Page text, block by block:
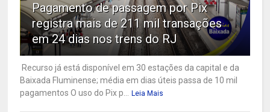
Pagamento de passagem por Pix
registra mais de 211 mil transações
em 24 dias nos trens do RJ
Recurso já está disponível em 30 estações da capital e da
Baixada Fluminense; média em dias úteis passa de 10 mil
pagamentos O uso do Pix p...
Leia Mais